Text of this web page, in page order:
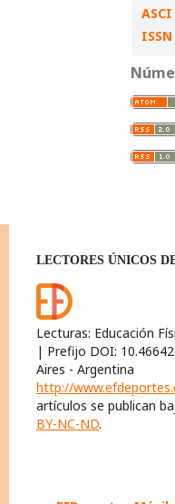
ASCI
ISSN
LECTORES ÚNICOS
Lecturas: Educación
| Prefijo DOI:
Aires - Argentina
http://
artículos se publican
BY-NC-ND.